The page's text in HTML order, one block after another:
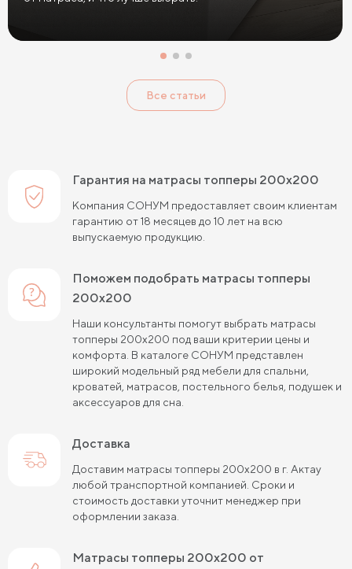
Все статьи
Гарантия на матрасы топперы 200х200
Компания СОНУМ предоставляет своим клиентам
гарантию от 18 месяцев до 10 лет на всю
выпускаемую продукцию.
Поможем подобрать матрасы топперы
200х200
Наши консультанты помогут выбрать матрасы
топперы 200х200 под ваши критерии цены и
комфорта. В каталоге СОНУМ представлен
широкий модельный ряд мебели для спальни,
кроватей, матрасов, постельного белья, подушек и
аксессуаров для сна.
Доставка
Доставим матрасы топперы 200х200 в г. Актау
любой транспортной компанией. Сроки и
стоимость доставки уточнит менеджер при
оформлении заказа.
матрасы топперы 200х200 от